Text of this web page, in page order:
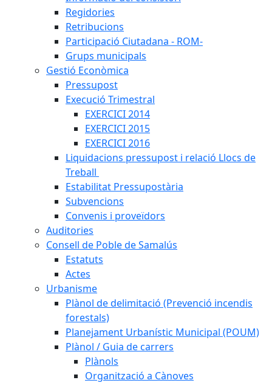
Regidories
Retribucions
Participació Ciutadana - ROM-
Grups municipals
Gestió Econòmica
Pressupost
Execució Trimestral
EXERCICI 2014
EXERCICI 2015
EXERCICI 2016
Liquidacions pressupost i relació Llocs de
Treball
Estabilitat Pressupostària
Subvencions
Convenis i proveïdors
Auditories
Consell de Poble de Samalús
Estatuts
Actes
Urbanisme
Plànol de delimitació (Prevenció incendis
forestals)
Planejament Urbanístic Municipal (POUM)
Plànol / Guia de carrers
Plànols
Organització a Cànoves